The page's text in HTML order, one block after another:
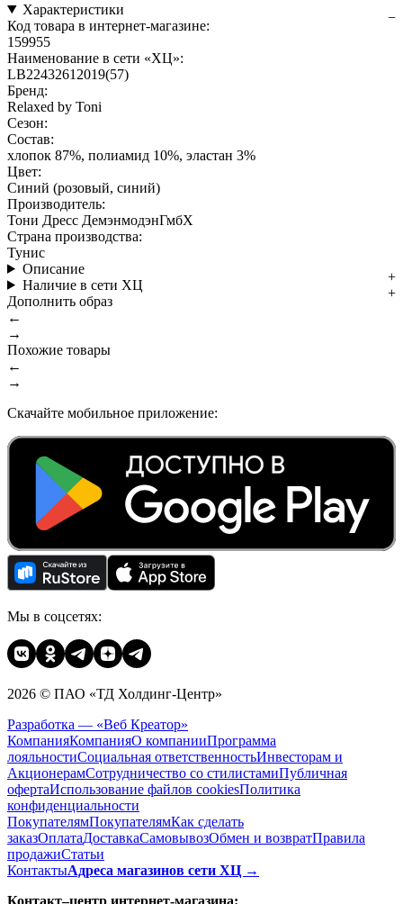
Характеристики
Код товара в интернет-магазине:
159955
Наименование в сети «ХЦ»:
LB22432612019(57)
Бренд:
Relaxed by Toni
Сезон:
Состав:
хлопок 87%, полиамид 10%, эластан 3%
Цвет:
Синий (розовый, синий)
Производитель:
Тони Дресс ДемэнмодэнГмбХ
Страна производства:
Тунис
Описание
Наличие в сети ХЦ
Дополнить образ
←
→
Похожие товары
←
→
Скачайте мобильное приложение:
Мы в соцсетях:
2026 © ПАО «ТД Холдинг-Центр»
Разработка — «Веб Креатор»
КомпанияКомпанияО компанииПрограмма
лояльностиСоциальная ответственностьИнвесторам и
АкционерамСотрудничество со стилистамиПубличная
офертаИспользование файлов cookiesПолитика
конфиденциальности
ПокупателямПокупателямКак сделать
заказОплатаДоставкаCамовывозОбмен и возвратПравила
продажиСтатьи
КонтактыАдреса магазинов сети ХЦ →
Контакт–центр интернет-магазина: